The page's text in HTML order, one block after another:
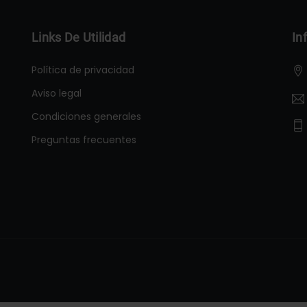
Links De Utilidad
Política de privacidad
Aviso legal
Condiciones generales
Preguntas frecuentes